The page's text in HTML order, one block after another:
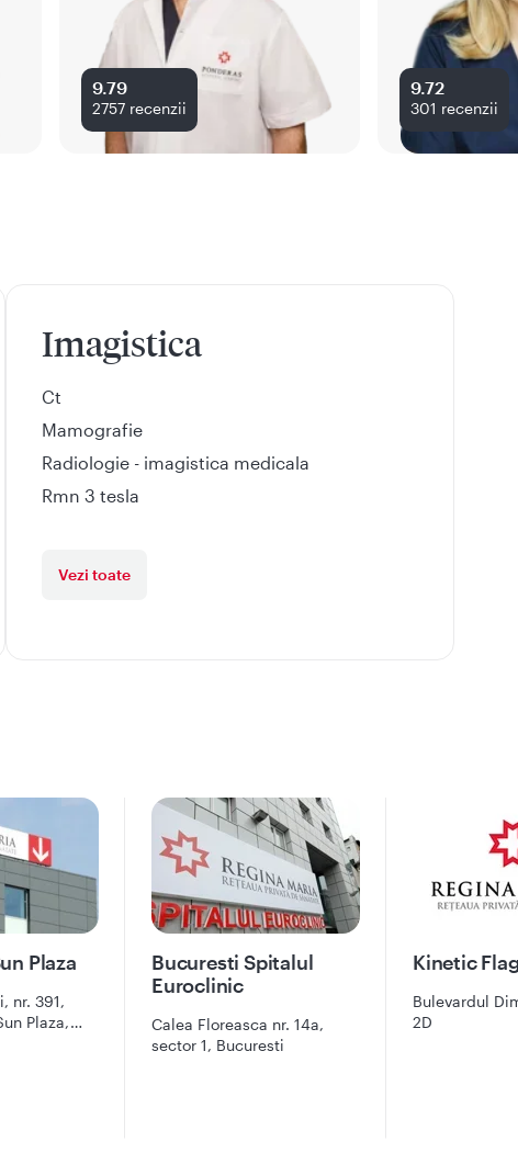
9.79
2757 recenzii
9.72
301 recenzii
Imagistica
Ct
Mamografie
Radiologie - imagistica medicala
Rmn 3 tesla
Vezi toate
Plaza
nr. 391,
Plaza,
Bucuresti Spitalul
Euroclinic
Calea Floreasca nr. 14a,
sector 1, Bucuresti
Kinetic
Bulevardul
2D